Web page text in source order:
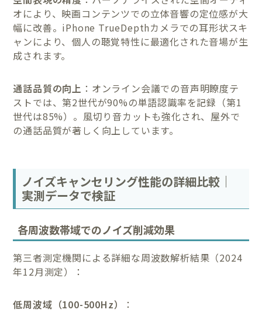
オにより、映画コンテンツでの立体音響の定位感が大
幅に改善。iPhone TrueDepthカメラでの耳形状スキ
ャンにより、個人の聴覚特性に最適化された音場が生
成されます。
通話品質の向上 ：オンライン会議での音声明瞭度テ
ストでは、第2世代が90%の単語認識率を記録（第1
世代は85%）。風切り音カットも強化され、屋外で
の通話品質が著しく向上しています。
ノイズキャンセリング性能の詳細比較｜
実測データで検証
各周波数帯域でのノイズ削減効果
第三者測定機関による詳細な周波数解析結果（2024
年12月測定）：
低周波域（100-500Hz） ：